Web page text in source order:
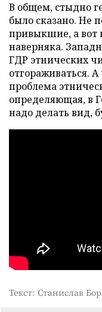
В общем, стыдно
было сказано. Не
привыкшие, а вот
наверняка.
ГДР этнических
отгораживаться.
проблема
определяющая, в
надо делать вид,
Текст: Станислав